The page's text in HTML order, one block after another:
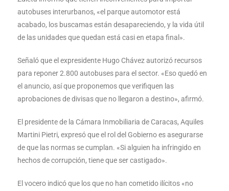
autobuses interurbanos, «el parque automotor está
acabado, los buscamas están desapareciendo, y la vida útil
de las unidades que quedan está casi en etapa final».
Señaló que el expresidente Hugo Chávez autorizó recursos
para reponer 2.800 autobuses para el sector. «Eso quedó en
el anuncio, así que proponemos que verifiquen las
aprobaciones de divisas que no llegaron a destino», afirmó.
El presidente de la Cámara Inmobiliaria de Caracas, Aquiles
Martini Pietri, expresó que el rol del Gobierno es asegurarse
de que las normas se cumplan. «Si alguien ha infringido en
hechos de corrupción, tiene que ser castigado».
El vocero indicó que los que no han cometido ilícitos «no